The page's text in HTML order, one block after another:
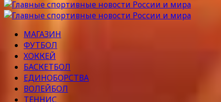
МАГАЗИН
ФУТБОЛ
ХОККЕЙ
БАСКЕТБОЛ
ЕДИНОБОРСТВА
ВОЛЕЙБОЛ
ТЕННИС